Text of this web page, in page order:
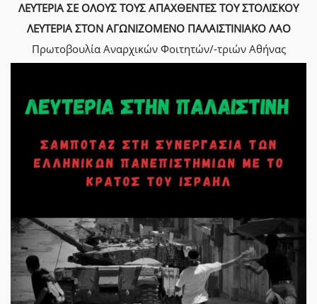
ΛΕΥΤΕΡΙΑ ΣΕ ΟΛΟΥΣ ΤΟΥΣ ΑΠΑΧΘΕΝΤΕΣ ΤΟΥ ΣΤΟΛΙΣΚΟΥ
ΛΕΥΤΕΡΙΑ ΣΤΟΝ ΑΓΩΝΙΖΟΜΕΝΟ ΠΑΛΑΙΣΤΙΝΙΑΚΟ ΛΑΟ
Πρωτοβουλία Αναρχικών Φοιτητών/-τριών Αθήνας